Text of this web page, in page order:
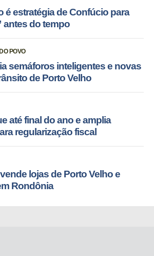
é estratégia de Confúcio para
antes do tempo
POVO
semáforos inteligentes e novas
de Porto Velho
até final do ano e amplia
regularização fiscal
lojas de Porto Velho e
Rondônia